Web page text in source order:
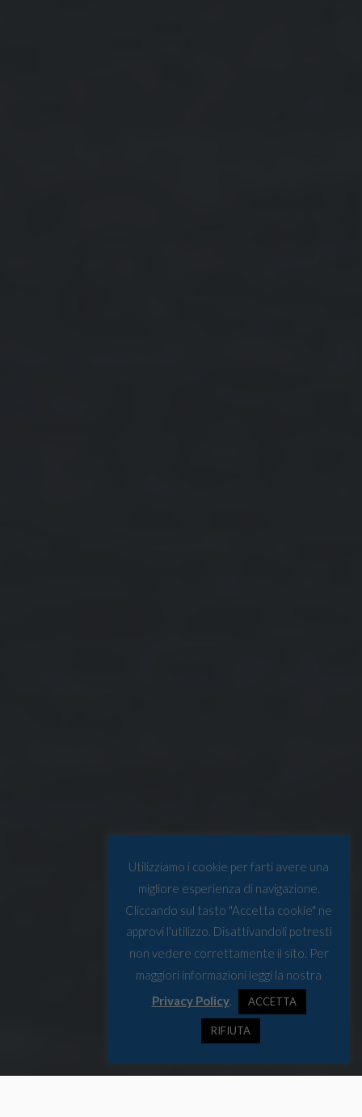
Utilizziamo i cookie per farti avere una
migliore esperienza di navigazione.
Cliccando sul tasto "Accetta cookie" ne
approvi l'utilizzo. Disattivandoli potresti
non vedere correttamente il sito. Per
maggiori informazioni leggi la nostra
Privacy Policy. ACCETTA
RIFIUTA